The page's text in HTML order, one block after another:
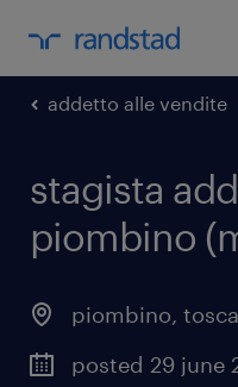
addetto alle vendite
stagista
piombino
piombino,
posted 29 june